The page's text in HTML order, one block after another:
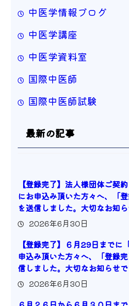
中医学情報ブログ
中医学講座
中医学資料室
国際中医師
国際中医師試験
最新の記事
【登録完了】法人様団体ご契
にお申込み頂いた方々へ、「登
を送信しました。大切なお知ら
2026年6月30日
【登録完了】６月29日までに
申込み頂いた方々へ、「登録
信しました。大切なお知らせで
2026年6月30日